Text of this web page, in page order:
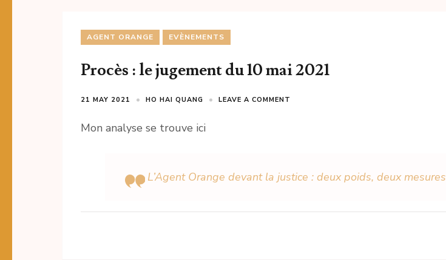
AGENT ORANGE EVÈNEMENTS
Procès : le jugement du 10 mai 2021
21 MAY 2021 HO HAI QUANG LEAVE A COMMENT
Mon analyse se trouve ici
L’Agent Orange devant la justice : deux poids, deux mesures